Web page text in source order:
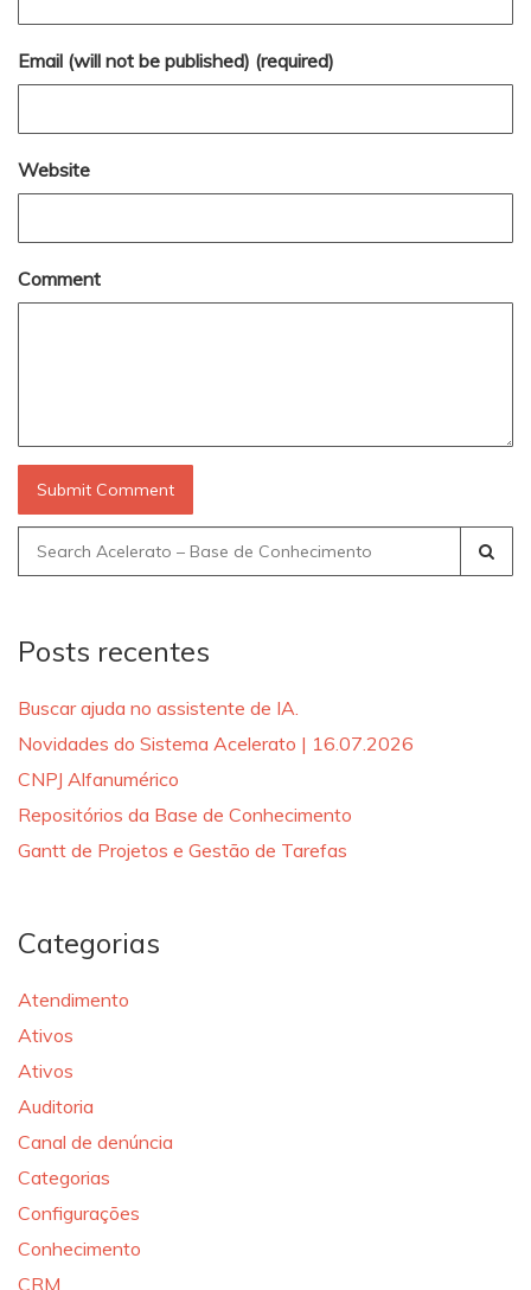
Email (will not be published) (required)
Website
Comment
Search
for:
Posts recentes
Buscar ajuda no assistente de IA.
Novidades do Sistema Acelerato | 16.07.2026
CNPJ Alfanumérico
Repositórios da Base de Conhecimento
Gantt de Projetos e Gestão de Tarefas
Categorias
Atendimento
Ativos
Ativos
Auditoria
Canal de denúncia
Categorias
Configurações
Conhecimento
CRM